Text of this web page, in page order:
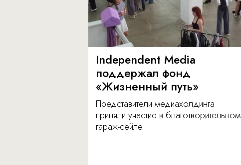
Independent Media
поддержал фонд
«Жизненный путь»
Представители медиахолдинга
приняли участие в благотворительном
гараж-сейле.